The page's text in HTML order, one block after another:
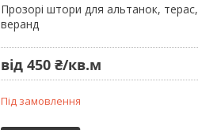
Прозорі штори для альтанок, терас,
веранд
від 450 ₴/кв.м
Під замовлення